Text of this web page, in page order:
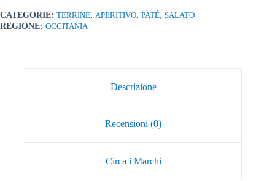
CATEGORIE: TERRINE, APERITIVO, PATÉ, SALATO
REGIONE: OCCITANIA
Descrizione
Recensioni (0)
Circa i Marchi